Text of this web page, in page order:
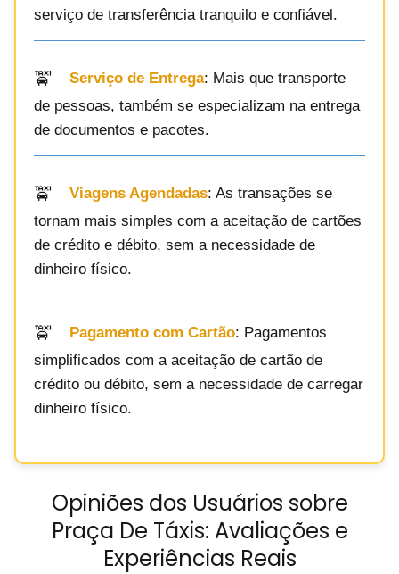
serviço de transferência tranquilo e confiável.
Serviço de Entrega: Mais que transporte
de pessoas, também se especializam na entrega
de documentos e pacotes.
Viagens Agendadas: As transações se
tornam mais simples com a aceitação de cartões
de crédito e débito, sem a necessidade de
dinheiro físico.
Pagamento com Cartão: Pagamentos
simplificados com a aceitação de cartão de
crédito ou débito, sem a necessidade de carregar
dinheiro físico.
Opiniões dos Usuários sobre
Praça De Táxis: Avaliações e
Experiências Reais